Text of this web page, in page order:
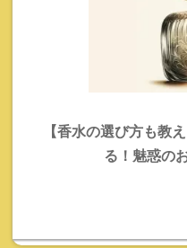
【香水の選び方も教
る！魅惑の